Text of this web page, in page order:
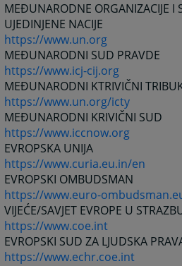
MEĐUNARODNE ORGANIZACIJE I
UJEDINJENE NACIJE
https://www.un.org
MEĐUNARODNI SUD PRAVDE
https://www.icj-cij.org
MEĐUNARODNI KTRIVIČNI
https://www.un.org/icty
MEĐUNARODNI KRIVIČNI SUD
https://www.iccnow.org
EVROPSKA UNIJA
https://www.curia.eu.in/en
EVROPSKI OMBUDSMAN
https://www.euro-
VIJEĆE/SAVJET EVROPE U
https://www.coe.int
EVROPSKI SUD ZA LJUDSKA
https://www.echr.coe.int